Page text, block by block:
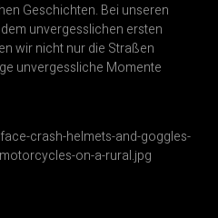
Geschichten. Bei unseren
unvergesslichen ersten
wir nicht nur die Straßen
unvergessliche Momente